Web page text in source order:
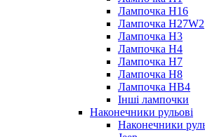
Лампочка H16
Лампочка H27W2
Лампочка H3
Лампочка H4
Лампочка H7
Лампочка H8
Лампочка HB4
Інші лампочки
Наконечники рульові
Наконечники